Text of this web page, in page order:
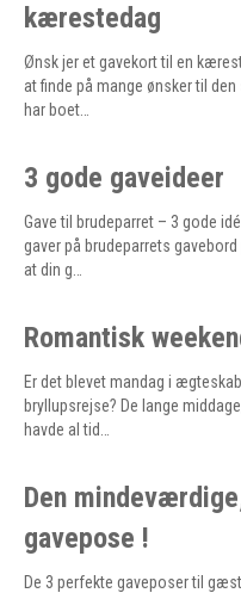
kærestedag
Ønsk jer et gavekort til en
at finde på mange ønsker til
har boet…
3 gode gaveideer
Gave til brudeparret – 3 gode
gaver på brudeparrets
at din g…
Romantisk
Er det blevet mandag i
bryllupsrejse? De lange
havde al tid…
Den
gavepose !
De 3 perfekte gaveposer til